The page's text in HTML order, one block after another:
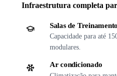
Infraestrutura completa
Salas de Treinamento
Capacidade para até
modulares.
Ar condicionado